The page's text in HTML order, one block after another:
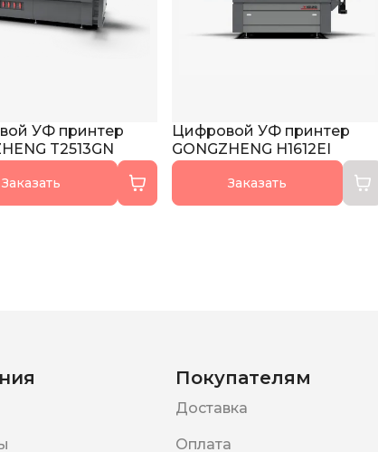
УФ принтер
T2513GN
Заказать
Цифровой УФ принтер
GONGZHENG H1612EI
Заказать
Покупателям
Доставка
Оплата